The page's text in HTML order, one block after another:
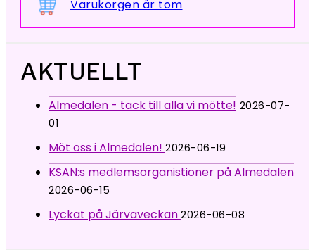
Varukorgen är tom
AKTUELLT
Almedalen - tack till alla vi mötte! 2026-07-
01
Möt oss i Almedalen! 2026-06-19
KSAN:s medlemsorganistioner på Almedalen
2026-06-15
Lyckat på Järvaveckan 2026-06-08